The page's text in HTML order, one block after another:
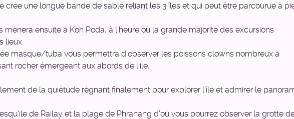
crée une longue bande de sable reliant les 3 îles et qui peut être parcourue à
mènera ensuite à Koh Poda, à l’heure où la grande majorité des excursions
lieux.
masque/tuba vous permettra d’observer les poissons clowns nombreux à
rocher émergeant aux abords de l’ile.
de la quiétude régnant finalement pour explorer l’île et admirer le
de Railay et la plage de Phranang d’où vous pourrez observer la grotte